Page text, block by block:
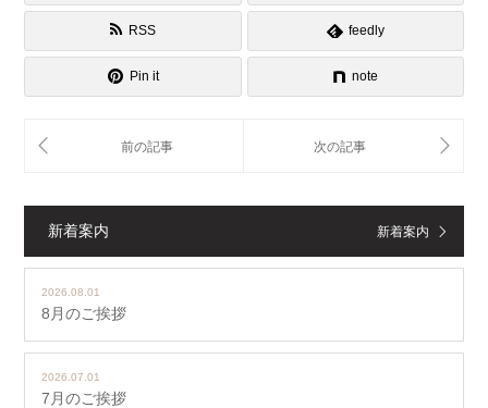
RSS feedly
Pin it note
新着案内 新着案内
2026.08.01
8月のご挨拶
2026.07.01
7月のご挨拶